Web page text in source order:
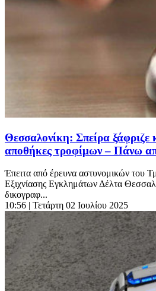
Θεσσαλονίκη: Σπείρα
αποθήκες τροφίμων – Πάνω
Έπειτα από έρευνα αστυνομικών του
Εξιχνίασης Εγκλημάτων Δέλτα
δικογραφ...
10:56 | Τετάρτη 02 Ιουλίου 2025